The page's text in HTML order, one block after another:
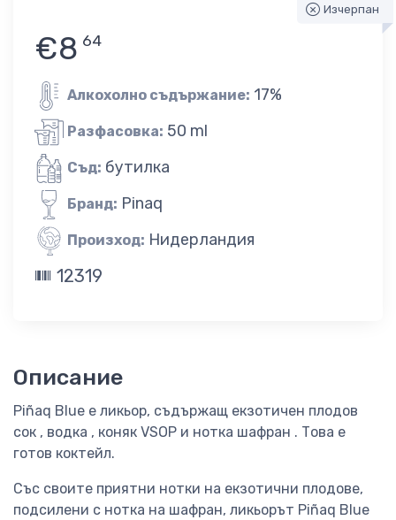
Изчерпан
€8 64
Алкохолно съдържание: 17%
Разфасовка: 50 ml
Съд: бутилка
Бранд: Pinaq
Произход: Нидерландия
12319
Описание
Piñaq Blue е ликьор, съдържащ екзотичен плодов
сок , водка , коняк VSOP и нотка шафран . Това е
готов коктейл.
Със своите приятни нотки на екзотични плодове,
подсилени с нотка на шафран, ликьорът Piñaq Blue